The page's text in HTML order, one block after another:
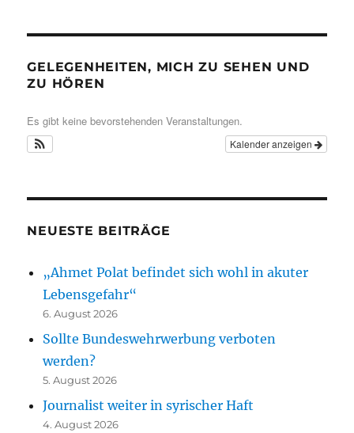
GELEGENHEITEN, MICH ZU SEHEN UND
ZU HÖREN
Es gibt keine bevorstehenden Veranstaltungen.
Kalender anzeigen
NEUESTE BEITRÄGE
„Ahmet Polat befindet sich wohl in akuter
Lebensgefahr“
6. August 2026
Sollte Bundeswehrwerbung verboten
werden?
5. August 2026
Journalist weiter in syrischer Haft
4. August 2026